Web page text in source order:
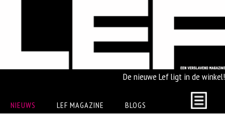
De nieuwe Lef ligt in de winkel!
NIEUWS LEF MAGAZINE BLOGS